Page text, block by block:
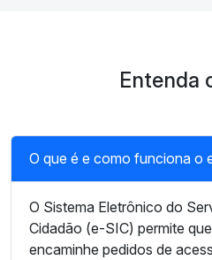
Entenda
O que é e como funciona o
O Sistema Eletrônico do
Cidadão (e-SIC) permite
encaminhe pedidos de